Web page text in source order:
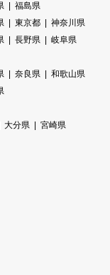
福島県
東京都
神奈川県
長野県
岐阜県
奈良県
和歌山県
大分県
宮崎県